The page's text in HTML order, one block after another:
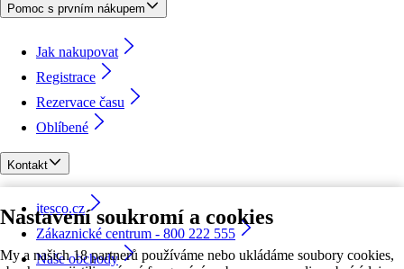
Nastavení soukromí a cookies
My a našich 18 partnerů používáme nebo ukládáme soubory cookies,
Pomoc s prvním nákupem
Jak nakupovat
Registrace
Rezervace času
Oblíbené
Kontakt
itesco.cz
Zákaznické centrum - 800 222 555
Naše obchody